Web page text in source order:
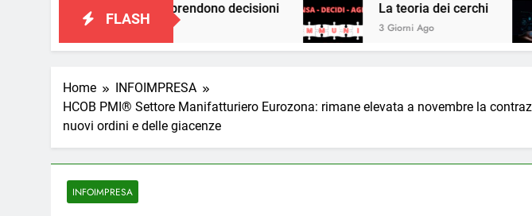
FLASH
cui prendono decisioni La teoria dei cerchi L’AI Act
1 Settimana Ago
Home
INFOIMPRESA
HCOB PMI® Settore Manifatturiero Eurozona: rimane elevata a novembre la
nuovi ordini e delle giacenze
INFOIMPRESA